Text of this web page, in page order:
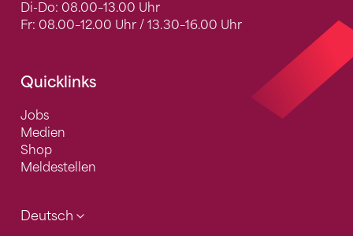
Di-Do: 08.00–13.00 Uhr
Fr: 08.00–12.00 Uhr / 13.30–16.00 Uhr
Quicklinks
Jobs
Medien
Shop
Meldestellen
Deutsch